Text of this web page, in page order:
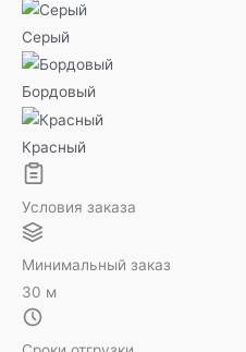
Серый
Бордовый
Красный
Условия заказа
Минимальный заказ
30 м